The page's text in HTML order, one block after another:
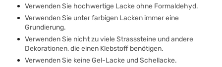
Verwenden Sie hochwertige Lacke ohne Formaldehyd.
Verwenden Sie unter farbigen Lacken immer eine
Grundierung.
Verwenden Sie nicht zu viele Strasssteine und andere
Dekorationen, die einen Klebstoff benötigen.
Verwenden Sie keine Gel-Lacke und Schellacke.